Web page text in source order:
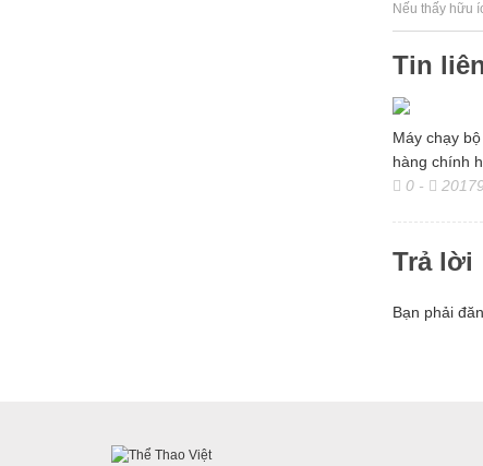
Nếu thấy hữu
Tin
Máy chạy
hàng chính
0 -
Trả lời
Bạn phải